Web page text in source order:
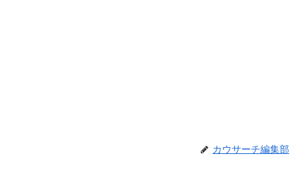
カウサーチ編集部